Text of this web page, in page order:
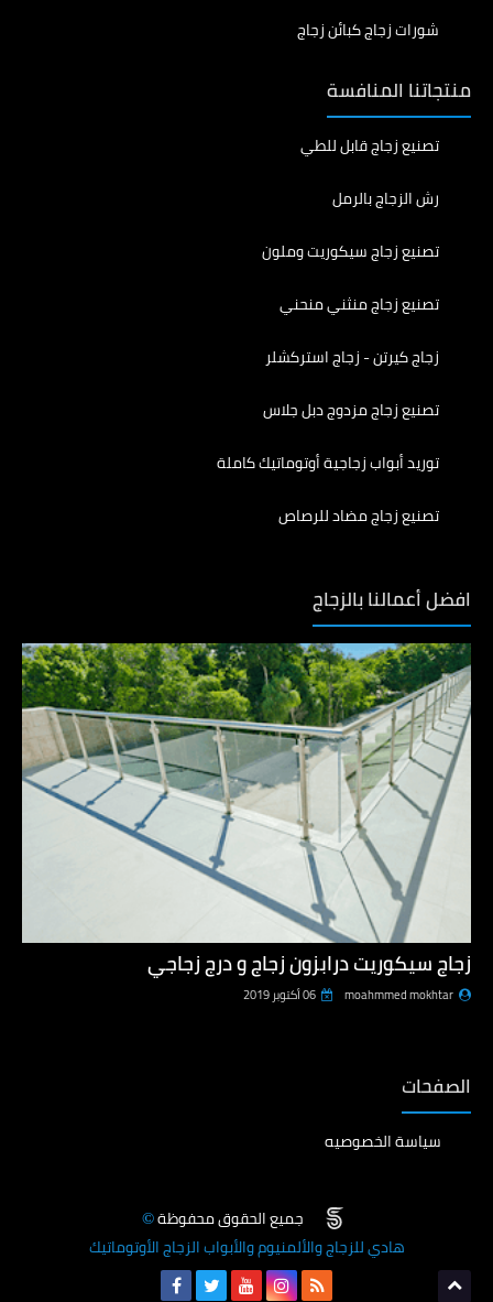
شورات زجاج كبائن زجاج
منتجاتنا المنافسة
تصنيع زجاج قابل للطي
رش الزجاج بالرمل
تصنيع زجاج سيكوريت وملون
تصنيع زجاج منثني منحني
زجاج كيرتن - زجاج استركشلر
تصنيع زجاج مزدوج دبل جلاس
توريد أبواب زجاجية أوتوماتيك كاملة
تصنيع زجاج مضاد للرصاص
افضل أعمالنا بالزجاج
زجاج سيكوريت درابزون زجاج و درج زجاجي
moahmmed mokhtar 06 أكتوبر 2019
الصفحات
سياسة الخصوصيه
جميع الحقوق محفوظة©
هادي للزجاج والألمنيوم والأبواب الزجاج الأوتوماتيك